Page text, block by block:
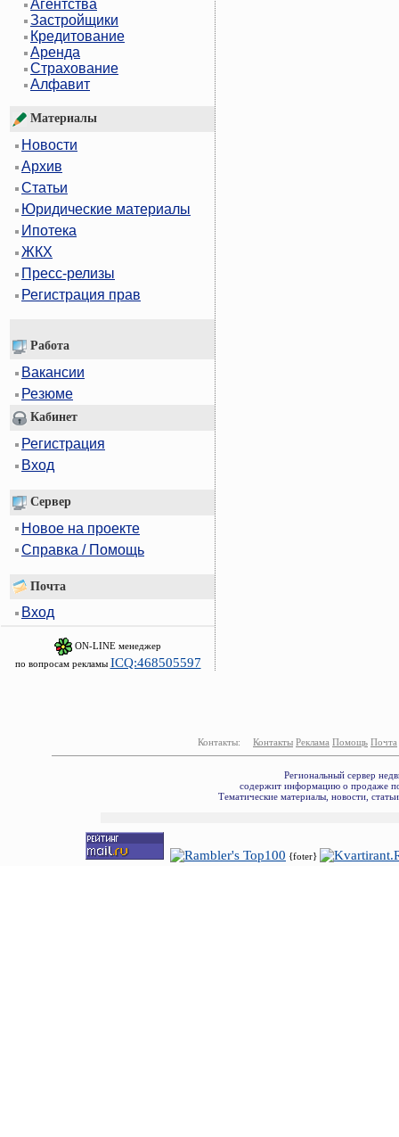
Агентства
Застройщики
Кредитование
Аренда
Страхование
Алфавит
Материалы
Новости
Архив
Статьи
Юридические материалы
Ипотека
ЖКХ
Пресс-релизы
Регистрация прав
Работа
Вакансии
Резюме
Кабинет
Регистрация
Вход
Сервер
Новое на проекте
Справка / Помощь
Почта
Вход
ON-LINE менеджер
по вопросам рекламы ICQ:468505597
Контакты: Контакты Реклама Помощь Почта
Региональный сервер
содержит информацию о продаже
Тематические материалы, новости,
{foter}